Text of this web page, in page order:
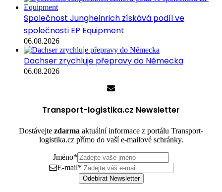
Společnost Jungheinrich získává podíl ve
společnosti EP Equipment
06.08.2026
Dachser zrychluje přepravy do Německa
06.08.2026
Transport-logistika.cz Newsletter
Dostávejte zdarma aktuální informace z portálu Transport-
logistika.cz přímo do vaší e-mailové schránky.
Jméno*
E-mail*
Odebírat Newsletter